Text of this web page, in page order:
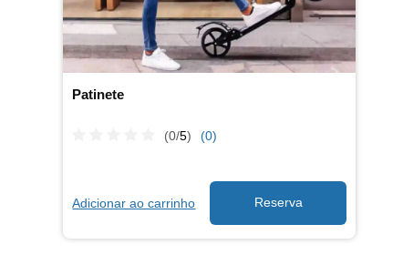
Patinete
(0/5) (0)
Adicionar ao carrinho